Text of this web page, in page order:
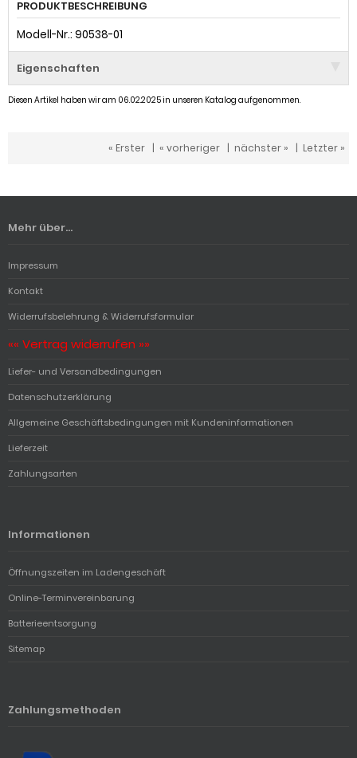
PRODUKTBESCHREIBUNG
Modell-Nr.: 90538-01
Eigenschaften
Diesen Artikel haben wir am 06.02.2025 in unseren Katalog aufgenommen.
« Erster | « vorheriger | nächster » | Letzter »
Mehr über...
Impressum
Kontakt
Widerrufsbelehrung & Widerrufsformular
«« Vertrag widerrufen »»
Liefer- und Versandbedingungen
Datenschutzerklärung
Allgemeine Geschäftsbedingungen mit Kundeninformationen
Lieferzeit
Zahlungsarten
Informationen
Öffnungszeiten im Ladengeschäft
Online-Terminvereinbarung
Batterieentsorgung
Sitemap
Zahlungsmethoden